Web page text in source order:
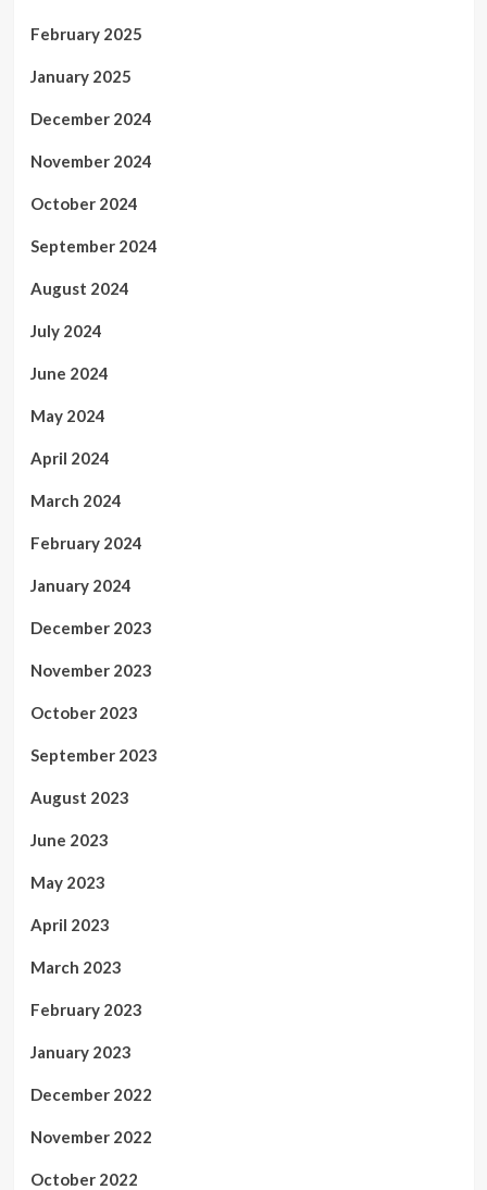
February 2025
January 2025
December 2024
November 2024
October 2024
September 2024
August 2024
July 2024
June 2024
May 2024
April 2024
March 2024
February 2024
January 2024
December 2023
November 2023
October 2023
September 2023
August 2023
June 2023
May 2023
April 2023
March 2023
February 2023
January 2023
December 2022
November 2022
October 2022